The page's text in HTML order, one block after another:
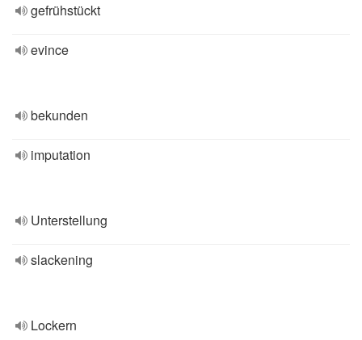
gefrühstückt
evince
bekunden
imputation
Unterstellung
slackening
Lockern